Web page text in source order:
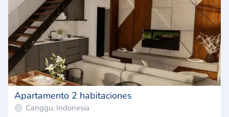
Apartamento 2 habitaciones
Canggu, Indonesia